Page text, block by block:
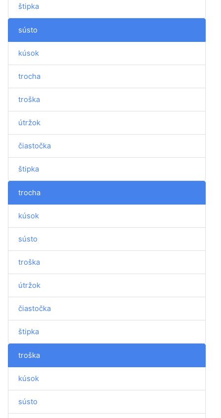
štipka
sústo
kúsok
trocha
troška
útržok
čiastočka
štipka
trocha
kúsok
sústo
troška
útržok
čiastočka
štipka
troška
kúsok
sústo